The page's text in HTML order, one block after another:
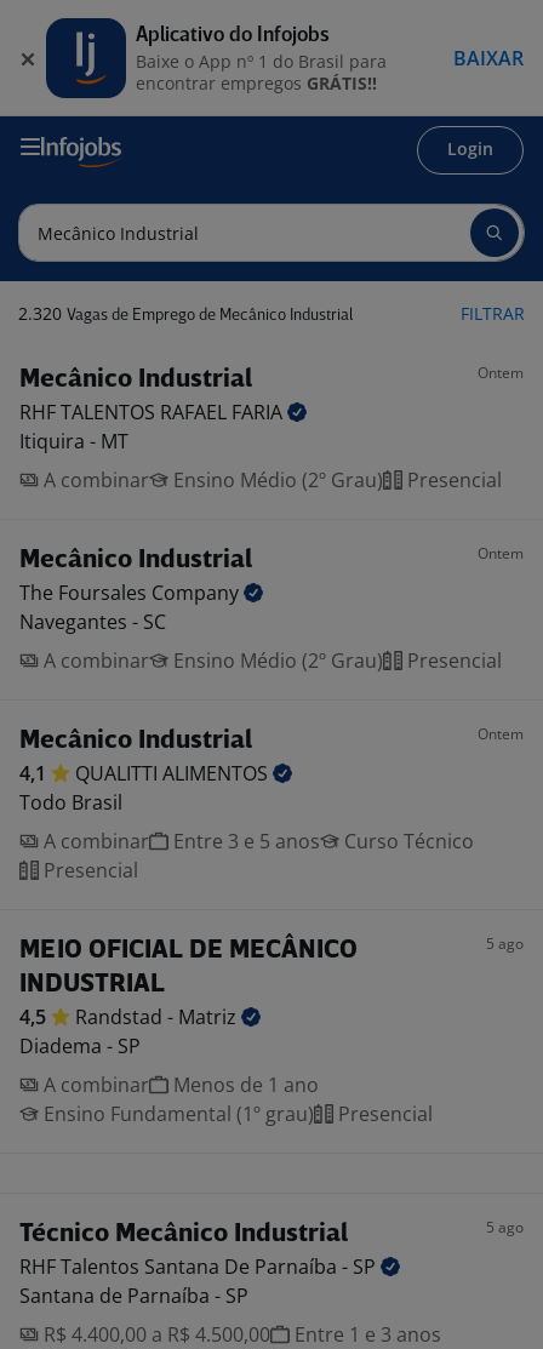
Login
2.320 Vagas de Emprego de Mecânico Industrial FILTRAR
Mecânico Industrial Ontem
RHF TALENTOS RAFAEL FARIA
Itiquira - MT
A combinar
Ensino Médio (2º Grau) Presencial
Mecânico Industrial Ontem
The Foursales Company
Navegantes - SC
A combinar
Ensino Médio (2º Grau) Presencial
Mecânico Industrial Ontem
4,1 QUALITTI ALIMENTOS
Todo Brasil
A combinar
Entre 3 e 5 anos
Curso Técnico
Presencial
MEIO OFICIAL DE MECÂNICO
INDUSTRIAL
5 ago
4,5 Randstad - Matriz
Diadema - SP
A combinar
Menos de 1 ano
Ensino Fundamental (1º grau)
Presencial
Técnico Mecânico Industrial 5 ago
RHF Talentos Santana De Parnaíba - SP
Santana de Parnaíba - SP
R$ 4.400,00 a R$ 4.500,00
Entre 1 e 3 anos
Aplicativo do Infojobs
Baixe o App nº 1 do Brasil para
encontrar empregos GRÁTIS!!
BAIXAR